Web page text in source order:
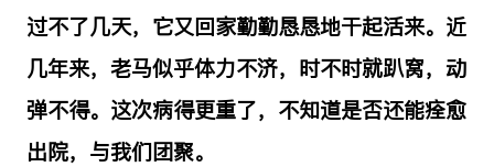
过不了几天，它又回家勤勤恳恳地干起活来。近
几年来，老马似乎体力不济，时不时就趴窝，动
弹不得。这次病得更重了，不知道是否还能痊愈
出院，与我们团聚。